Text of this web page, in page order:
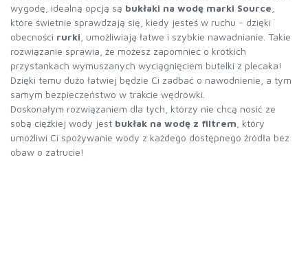
wygodę, idealną opcją są bukłaki na wodę marki Source
które świetnie sprawdzają się, kiedy jesteś w ruchu - dzięki
obecności rurki , umożliwiają łatwe i szybkie nawadnianie. Takie
rozwiązanie sprawia, że możesz zapomnieć o krótkich
przystankach wymuszanych wyciągnięciem butelki z plecaka!
Dzięki temu dużo łatwiej będzie Ci zadbać o nawodnienie, a tym
samym bezpieczeństwo w trakcie wędrówki.
Doskonałym rozwiązaniem dla tych, którzy nie chcą nosić ze
sobą ciężkiej wody jest bukłak na wodę z filtrem , który
umożliwi Ci spożywanie wody z każdego dostępnego źródła bez
obaw o zatrucie!